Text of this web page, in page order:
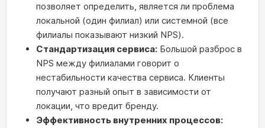
позволяет определить, является ли проблема
локальной (один филиал) или системной (все
филиалы показывают низкий NPS).
Стандартизация сервиса: Большой разброс в
NPS между филиалами говорит о
нестабильности качества сервиса. Клиенты
получают разный опыт в зависимости от
локации, что вредит бренду.
Эффективность внутренних процессов: